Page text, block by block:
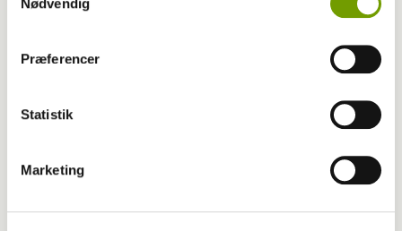
Nødvendig
Præferencer
Statistik
Marketing